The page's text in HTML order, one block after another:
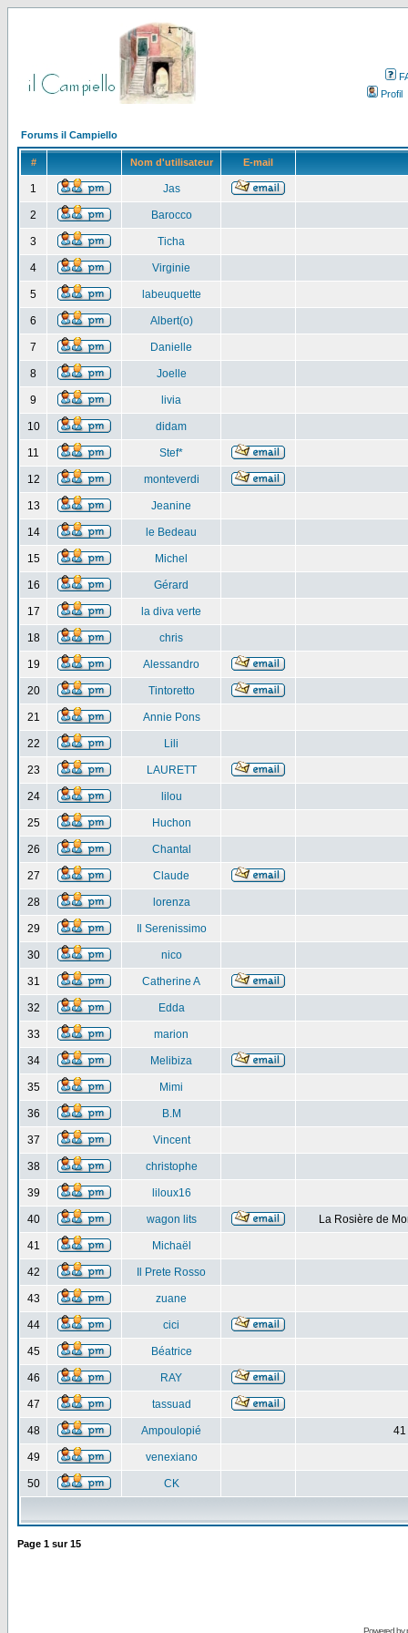
Profil
Forums il Campiello
# Nom d'utilisateur E-mail
1 Jas
2 Barocco
3 Ticha
4 Virginie
5 labeuquette
6 Albert(o)
7 Danielle
8 Joelle
9 livia
10 didam
11 Stef*
12 monteverdi
13 Jeanine
14 le Bedeau
15 Michel
16 Gérard
17 la diva verte
18 chris
19 Alessandro
20 Tintoretto
21 Annie Pons
22 Lili
23 LAURETT
24 lilou
25 Huchon
26 Chantal
27 Claude
28 lorenza
29 Il Serenissimo
30 nico
31 Catherine A
32 Edda
33 marion
34 Melibiza
35 Mimi
36 B.M
37 Vincent
38 christophe
39 liloux16
40 wagon lits La Rosière de
41 Michaël
42 Il Prete Rosso
43 zuane
44 cici
45 Béatrice
46 RAY
47 tassuad
48 Ampoulopié 41
49 venexiano
50 CK
Page 1 sur15
Powered by